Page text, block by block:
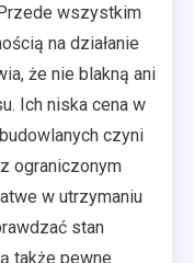
wszystkim
na działanie
że nie blakną ani
Ich niska cena w
czyni
ograniczonym
w utrzymaniu
stan
także pewne